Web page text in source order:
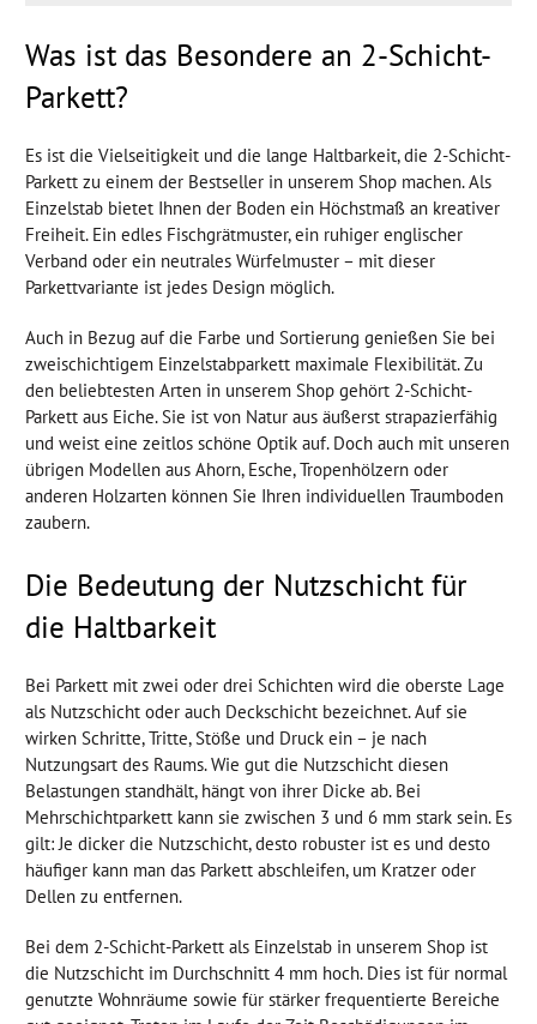
Was ist das Besondere an 2-Schicht-
Parkett?
Es ist die Vielseitigkeit und die lange Haltbarkeit, die 2-Schicht-
Parkett zu einem der Bestseller in unserem Shop machen. Als
Einzelstab bietet Ihnen der Boden ein Höchstmaß an kreativer
Freiheit. Ein edles Fischgrätmuster, ein ruhiger englischer
Verband oder ein neutrales Würfelmuster – mit dieser
Parkettvariante ist jedes Design möglich.
Auch in Bezug auf die Farbe und Sortierung genießen Sie bei
zweischichtigem Einzelstabparkett maximale Flexibilität. Zu
den beliebtesten Arten in unserem Shop gehört 2-Schicht-
Parkett aus Eiche. Sie ist von Natur aus äußerst strapazierfähig
und weist eine zeitlos schöne Optik auf. Doch auch mit unseren
übrigen Modellen aus Ahorn, Esche, Tropenhölzern oder
anderen Holzarten können Sie Ihren individuellen Traumboden
zaubern.
Die Bedeutung der Nutzschicht für
die Haltbarkeit
Bei Parkett mit zwei oder drei Schichten wird die oberste Lage
als Nutzschicht oder auch Deckschicht bezeichnet. Auf sie
wirken Schritte, Tritte, Stöße und Druck ein – je nach
Nutzungsart des Raums. Wie gut die Nutzschicht diesen
Belastungen standhält, hängt von ihrer Dicke ab. Bei
Mehrschichtparkett kann sie zwischen 3 und 6 mm stark sein. Es
gilt: Je dicker die Nutzschicht, desto robuster ist es und desto
häufiger kann man das Parkett abschleifen, um Kratzer oder
Dellen zu entfernen.
Bei dem 2-Schicht-Parkett als Einzelstab in unserem Shop ist
die Nutzschicht im Durchschnitt 4 mm hoch. Dies ist für normal
genutzte Wohnräume sowie für stärker frequentierte Bereiche